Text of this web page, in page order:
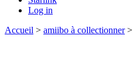
Log in
Accueil > amiibo à collectionner>